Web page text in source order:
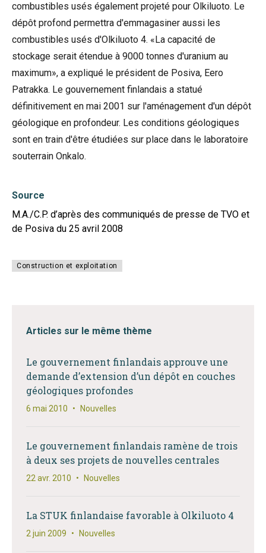
combustibles usés également projeté pour Olkiluoto. Le
dépôt profond permettra d'emmagasiner aussi les
combustibles usés d'Olkiluoto 4. «La capacité de
stockage serait étendue à 9000 tonnes d'uranium au
maximum», a expliqué le président de Posiva, Eero
Patrakka. Le gouvernement finlandais a statué
définitivement en mai 2001 sur l'aménagement d'un dépôt
géologique en profondeur. Les conditions géologiques
sont en train d'être étudiées sur place dans le laboratoire
souterrain Onkalo.
Source
M.A./C.P. d’après des communiqués de presse de TVO et
de Posiva du 25 avril 2008
Construction et exploitation
Articles sur le même thème
Le gouvernement finlandais approuve une
demande d’extension d’un dépôt en couches
géologiques profondes
6 mai 2010 • Nouvelles
Le gouvernement finlandais ramène de trois
à deux ses projets de nouvelles centrales
22 avr. 2010 • Nouvelles
La STUK finlandaise favorable à Olkiluoto 4
2 juin 2009 • Nouvelles